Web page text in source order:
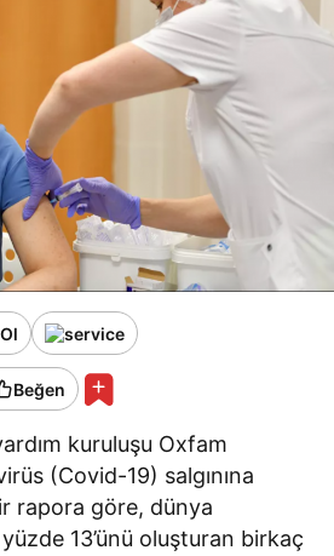
Beğen
kuruluşu Oxfam
(Covid-19) salgınına
rapora göre, dünya
13’ünü oluşturan birkaç